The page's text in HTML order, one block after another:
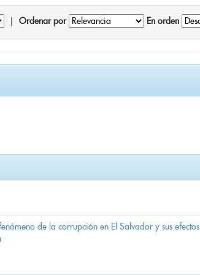
Ordenar por En orden
de la corrupción en El Salvador y sus efectos